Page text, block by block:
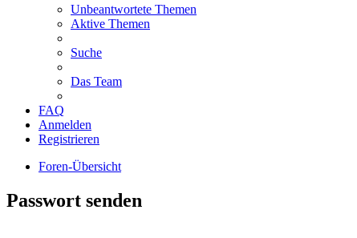
Unbeantwortete Themen
Aktive Themen
Suche
Das Team
FAQ
Anmelden
Registrieren
Foren-Übersicht
Passwort senden